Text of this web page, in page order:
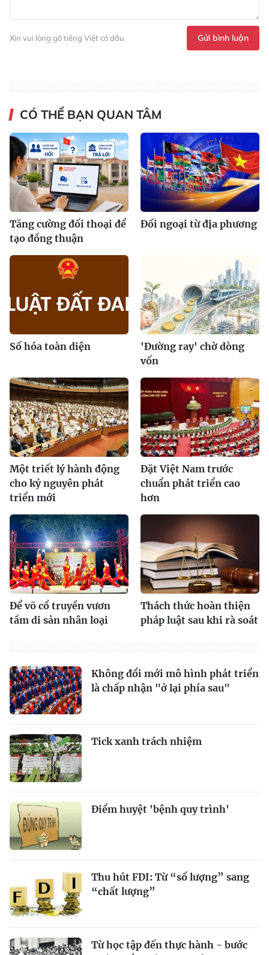
Xin vui lòng gõ tiếng Việt có dấu Gửi bình luận
CÓ THỂ BẠN QUAN TÂM
Tăng cường đối thoại để
tạo đồng thuận
Đối ngoại từ địa phương
Số hóa toàn diện
'Đường ray' chờ dòng
vốn
Một triết lý hành động
cho kỷ nguyên phát
triển mới
Đặt Việt Nam trước
chuẩn phát triển cao
hơn
Để võ cổ truyền vươn
tầm di sản nhân loại
Thách thức hoàn thiện
pháp luật sau khi rà soát
Không đổi mới mô hình phát triển
là chấp nhận "ở lại phía sau"
Tick xanh trách nhiệm
Điểm huyệt 'bệnh quy trình'
Thu hút FDI: Từ “số lượng” sang
“chất lượng”
Từ học tập đến thực hành - bước